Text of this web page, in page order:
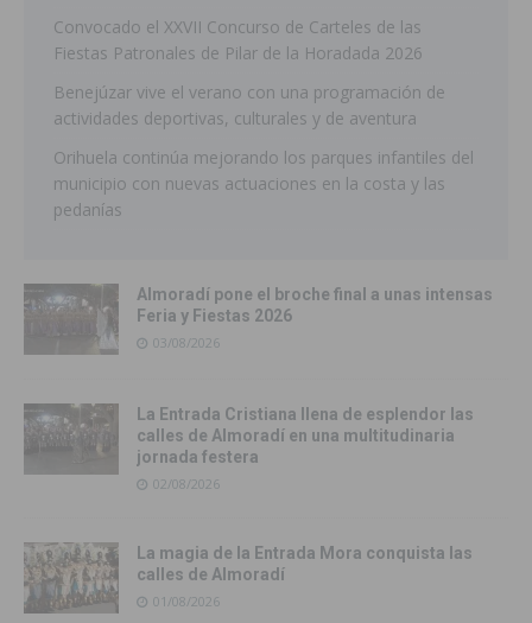
Convocado el XXVII Concurso de Carteles de las
Fiestas Patronales de Pilar de la Horadada 2026
Benejúzar vive el verano con una programación de
actividades deportivas, culturales y de aventura
Orihuela continúa mejorando los parques infantiles del
municipio con nuevas actuaciones en la costa y las
pedanías
Almoradí pone el broche final a unas intensas
Feria y Fiestas 2026
03/08/2026
La Entrada Cristiana llena de esplendor las
calles de Almoradí en una multitudinaria
jornada festera
02/08/2026
La magia de la Entrada Mora conquista las
calles de Almoradí
01/08/2026